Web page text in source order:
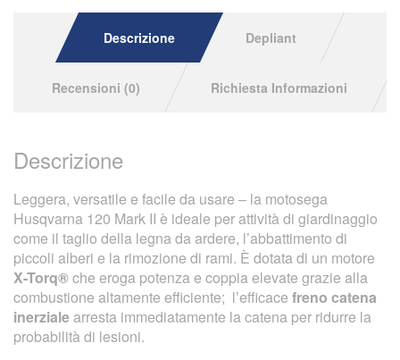
Descrizione Depliant
Recensioni (0) Richiesta Informazioni
Descrizione
Leggera, versatile e facile da usare – la motosega
Husqvarna 120 Mark II è ideale per attività di giardinaggio
come il taglio della legna da ardere, l’abbattimento di
piccoli alberi e la rimozione di rami. È dotata di un motore
X-Torq®che eroga potenza e coppia elevate grazie alla
combustione altamente efficiente; l’efficace freno catena
inerzialearresta immediatamente la catena per ridurre la
probabilità di lesioni.